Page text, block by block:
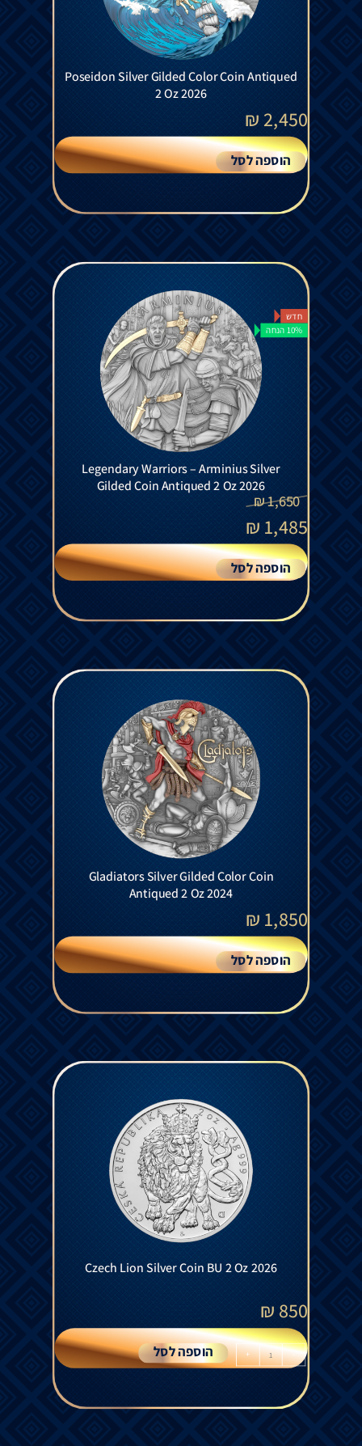
Poseidon Silver Gilded Color Coin Antiqued
2 Oz 2026
2,450
₪
הוספה לסל
חדש
10% הנחה
Legendary Warriors – Arminius Silver
Gilded Coin Antiqued 2 Oz 2026
1,650
₪
1,485
₪
הוספה לסל
Gladiators Silver Gilded Color Coin
Antiqued 2 Oz 2024
1,850
₪
הוספה לסל
Czech Lion Silver Coin BU 2 Oz 2026
850
₪
-
+ הוספה לסל